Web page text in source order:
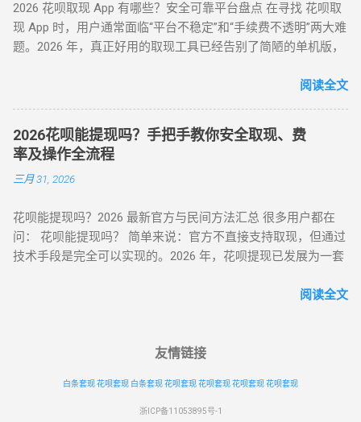
度灵活使用。 合规要点 ： ✅ 仅支持未使用商品退货，需保留
完整包装 ✅ 每月操作≤2 次，避免同店铺高频退货 ▶ 美团 / 大
众点评（跨境用户优选） 安全指数 ：★★★★☆（支持境外手
饮团购”（可退款品类）； 使用花呗支付后，立即申请 “未消费
退款”（需商家支持）； 退款到账时间 1-3 个工作日，手续费
≈0（平台官方渠道）。 独特优势 ： ✅ 支持香港 / 澳门等境外
用户手机号注册 ✅ 风控账户可尝试（需近 3 个月无违规记录）
费 操作要点 华为商城 ★★★☆☆ 0.38% 购买 “电子礼品卡” 后
当场退货 京东商城 ★★★★☆ 0% 购买 “京东 E 卡” 后转卖至官
方回收平台 三、2025 年风控监测机制与规避策略 （一）支付
宝风控三大预警信号 行为异常识别 ： 同一 IP 地址频繁在不同
预警 ： 单笔支付金额为 1000 整数倍（如 2000/5000 元） 每月
记录 （二）安全操作黄金法则（实测有效） ▶ 时间维度控
制： 两次操作间隔≥96 小时（避免系统标记 “异常高频”） 交易
2026 花呗取现 App 有哪些？安全可靠平台盘点 在寻找 花呗取
现 App 时，用户通常面临“平台不稳定”和“手续费不透明”两大难
题。2026 年，真正好用的取现工具已经告别了简陋的单机版，
动回款系统、电商中转 App 以及专业卡券回收平台。平均费率
下载了不明来源的 App 后发现无法使用，甚至面临信息泄露风
险。本文将为您详细梳理 2026 年依然活跃且稳定的三类取现工
具模式。 一、 2026 主流花呗取现 App 模式分类 App 模式 核心
代表 到账速度 风控抗性 H5 智能解析 XX 支付、XX 回款系统 秒
天 ⭐⭐⭐⭐⭐ 话费/卡券回收 XX 充值、权益回收平台 1 - 3 小时
⭐⭐⭐ 二、 深度解析：哪些 App 值得信任？ 1. H5 自动回款平台
推荐 这类平台无需通过应用市场下载，通常以 H5 网页形式存
阅读全文
2026花呗能提现吗？手把手教你安全取现、费
率及操作全流程
三月 31, 2026
花呗能提现吗？2026 最新官方与民间方法汇总 很多用户都在
问： 花呗能提现吗？ 简单来说：官方不直接支持取现，但通过
技术手段是完全可以实现的。2026 年，花呗提现已发展为一套
店铺回购或闲鱼平台交易，将花呗额度秒变余额。目前的合理
成为了很多人的首选。那么，具体怎么操作才最稳妥？ 一、 花
直取模式 秒到 速度最快，适合急用 对账号权重有一定要求 电
商中转模式 T+1 隔天 极度安全，抗风控 需要等待物流或收货
阅读全文
友情链接
白条套现花呗套现 白条套现花呗套现花呗套现花呗套现花呗套现
浙ICP备11053895号-1